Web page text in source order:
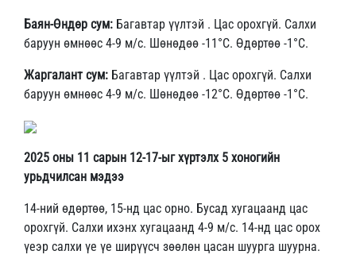
Баян-Өндөр сум: Багавтар үүлтэй . Цас орохгүй. Салхи
баруун өмнөөс 4-9 м/с. Шөнөдөө -11°С. Өдөртөө -1°С.
Жаргалант сум: Багавтар үүлтэй . Цас орохгүй. Салхи
баруун өмнөөс 4-9 м/с. Шөнөдөө -12°С. Өдөртөө -1°С.
2025 оны 11 сарын 12-17-ыг хүртэлх 5 хоногийн
урьдчилсан мэдээ
14-ний өдөртөө, 15-нд цас орно. Бусад хугацаанд цас
орохгүй. Салхи ихэнх хугацаанд 4-9 м/с. 14-нд цас орох
үеэр салхи үе үе ширүүсч зөөлөн цасан шуурга шуурна.